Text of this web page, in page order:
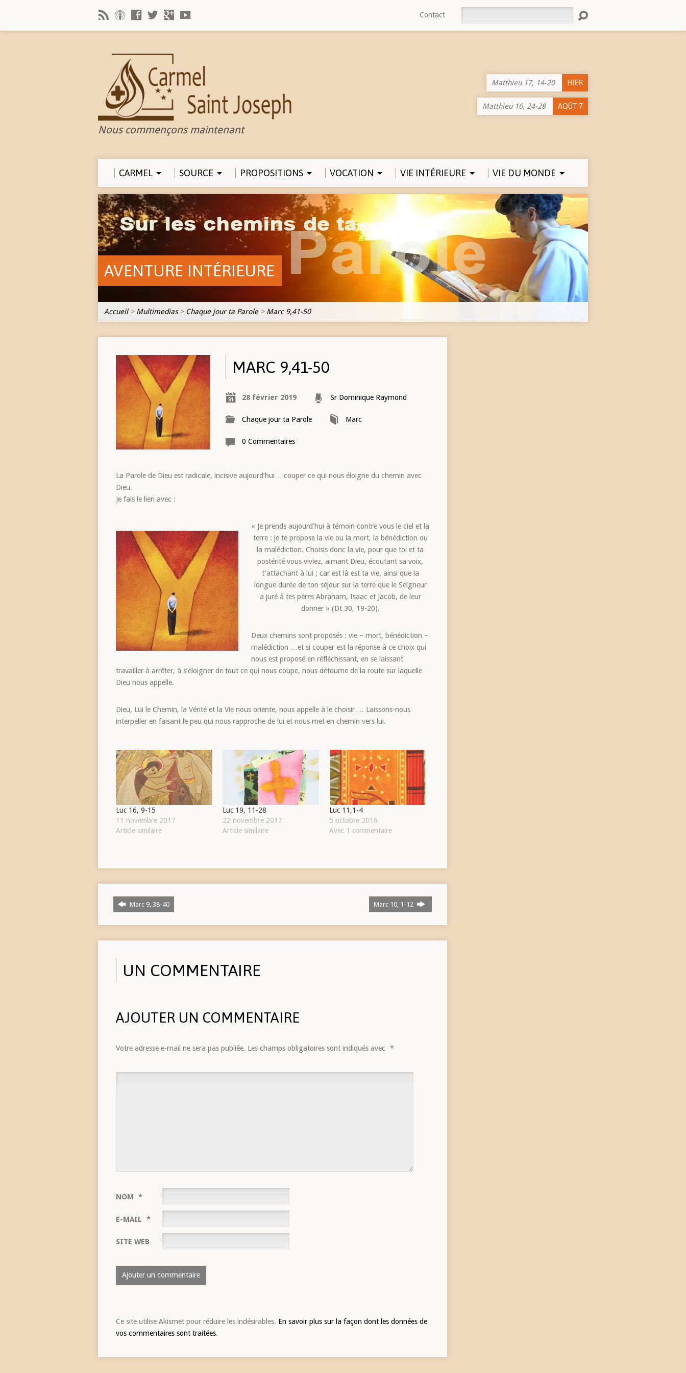
Contact
Nous commençons maintenant
Matthieu 17, 14-20 HIER
Matthieu 16, 24-28 AOÛT 7
CARMEL SOURCE PROPOSITIONS VOCATION VIE INTÉRIEURE VIE DU MONDE
AVENTURE INTÉRIEURE
Accueil> Multimedias> Chaque jour ta Parole> Marc 9,41-50
MARC 9,41-50
28 février 2019 Sr Dominique Raymond
Chaque jour ta Parole Marc
0 Commentaires
La Parole de Dieu est radicale, incisive aujourd’hui… couper ce qui nous éloigne du chemin avec
Dieu.
Je fais le lien avec :
« Je prends aujourd’hui à témoin contre vous le ciel et la
terre : je te propose la vie ou la mort, la bénédiction ou
la malédiction. Choisis donc la vie, pour que toi et ta
postérité vous viviez, aimant Dieu, écoutant sa voix,
t’attachant à lui ; car est là est ta vie, ainsi que la
longue durée de ton séjour sur la terre que le Seigneur
a juré à tes pères Abraham, Isaac et Jacob, de leur
donner » (Dt 30, 19-20).
Deux chemins sont proposés : vie – mort, bénédiction –
malédiction …et si couper est la réponse à ce choix qui
nous est proposé en réfléchissant, en se laissant
travailler à arrêter, à s’éloigner de tout ce qui nous coupe, nous détourne de la route sur laquelle
Dieu nous appelle.
Dieu, Lui le Chemin, la Vérité et la Vie nous oriente, nous appelle à le choisir…. Laissons-nous
interpeller en faisant le peu qui nous rapproche de lui et nous met en chemin vers lui.
Luc 16, 9-15
11 novembre 2017
Article similaire
Luc 19, 11-28
22 novembre 2017
Article similaire
Luc 11,1-4
5 octobre 2016
Avec 1 commentaire
Marc 9, 38-40 Marc 10, 1-12
UN COMMENTAIRE
AJOUTER UN COMMENTAIRE
Votre adresse e-mail ne sera pas publiée. Les champs obligatoires sont indiqués avec *
NOM *
E-MAIL *
SITE WEB
Ce site utilise Akismet pour réduire les indésirables. En savoir plus sur la façon dont les données de
vos commentaires sont traitées.